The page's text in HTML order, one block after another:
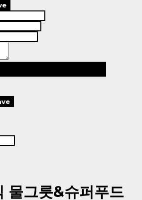
물그릇&슈퍼푸드